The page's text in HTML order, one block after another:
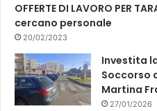
OFFERTE DI LAVORO PER
cercano personale
20/02/2023
Investita
Soccorso
Martina
27/01/2026